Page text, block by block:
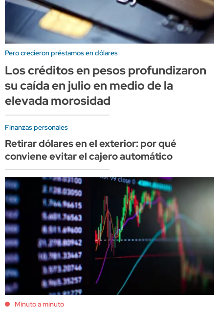
Pero crecieron préstamos en dólares
Los créditos en pesos profundizaron
su caída en julio en medio de la
elevada morosidad
Finanzas personales
Retirar dólares en el exterior: por qué
conviene evitar el cajero automático
Minuto a minuto